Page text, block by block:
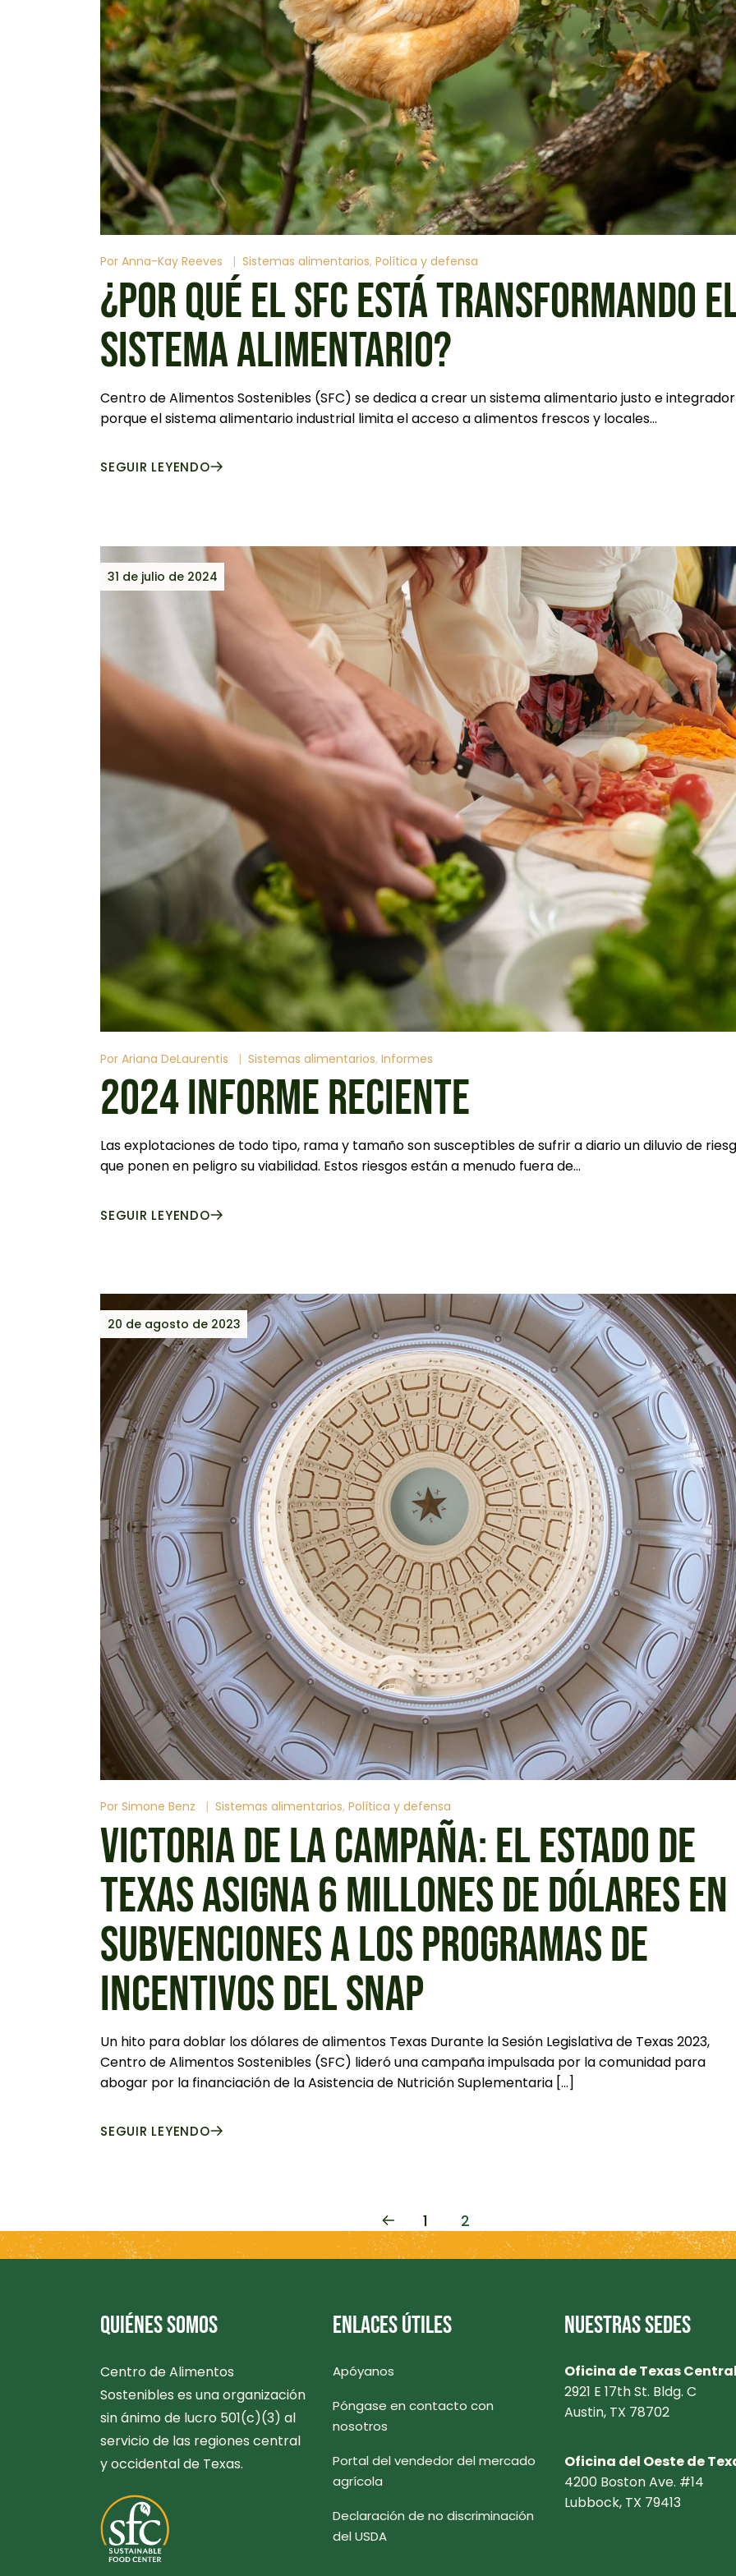
Por Anna-Kay Reeves Sistemas alimentarios Política y defensa
¿POR QUÉ EL SFC ESTÁ TRANSFORMANDO
SISTEMA ALIMENTARIO?
Centro de Alimentos Sostenibles (SFC) se dedica a crear un sistema alimentario justo e integrador
porque el sistema alimentario industrial limita el acceso a alimentos frescos y locales...
SEGUIR LEYENDO
31 de julio de 2024
Por Ariana DeLaurentis Sistemas alimentarios Informes
2024 INFORME RECIENTE
Las explotaciones de todo tipo, rama y tamaño son susceptibles de sufrir a diario un diluvio de
que ponen en peligro su viabilidad. Estos riesgos están a menudo fuera de...
SEGUIR LEYENDO
20 de agosto de 2023
Por Simone Benz Sistemas alimentarios Política y defensa
VICTORIA DE LA CAMPAÑA: EL ESTADO DE
TEXAS ASIGNA 6 MILLONES DE DÓLARES EN
SUBVENCIONES A LOS PROGRAMAS DE
INCENTIVOS DEL SNAP
Un hito para doblar los dólares de alimentos Texas Durante la Sesión Legislativa de Texas 2023,
Centro de Alimentos Sostenibles (SFC) lideró una campaña impulsada por la comunidad para
abogar por la financiación de la Asistencia de Nutrición Suplementaria [...]
SEGUIR LEYENDO
PAGINACIÓN
ENTRADAS
1 2
QUIÉNES SOMOS
Centro de Alimentos
Sostenibles es una organización
sin ánimo de lucro 501(c)(3) al
servicio de las regiones central
y occidental de Texas.
ENLACES ÚTILES
Apóyanos
Póngase en contacto con
nosotros
Portal del vendedor del mercado
agrícola
Declaración de no discriminación
del USDA
NUESTRAS SEDES
Oficina de Texas
2921 E 17th St. Bldg. C
Austin, TX 78702
Oficina del Oeste de
4200 Boston Ave. #14
Lubbock, TX 79413